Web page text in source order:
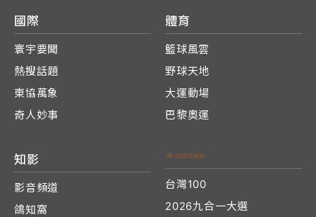
國際
寰宇要聞
熱搜話題
東協萬象
奇人妙事
體育
籃球風雲
野球天地
大運動場
巴黎奧運
知影
影音頻道
鴿知窩
台灣100
2026九合一大選